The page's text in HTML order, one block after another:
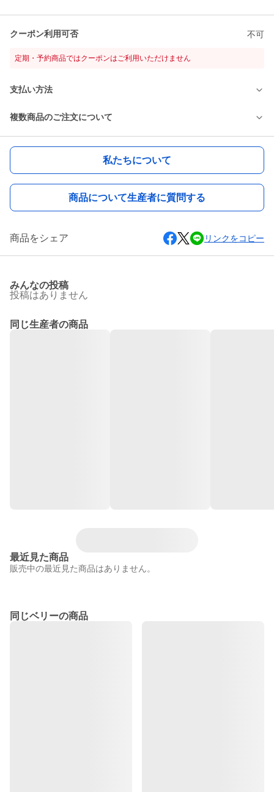
クーポン利用可否 不可
定期・予約商品ではクーポンはご利用いただけません
支払い方法
複数商品のご注文について
私たちについて
商品について生産者に質問する
商品をシェア リンクをコピー
みんなの投稿
投稿はありません
同じ生産者の商品
最近見た商品
販売中の最近見た商品はありません。
同じベリーの商品